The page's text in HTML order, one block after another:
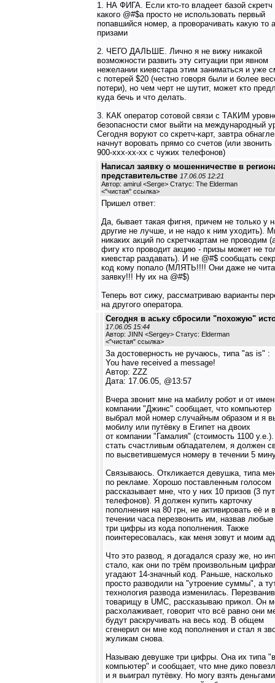
1. НА ФИГА. Если кто-то владеет базой скретч
какого @#$а просто не использовать первый
попавшийся номер, а проворачивать какую то
призами
2. ЧЕГО ДАЛЬШЕ. Лично я не вижу никакой
возможности развить эту ситуации при явном
нежелании киевстара этим заниматься и уже
с потерей $20 (честно говоря были и более
потери), но чем черт не шутит, может кто
куда бечь и что делать.
3. КАК оператор сотовой связи с ТАКИМ
безопасности смог выйти на международный
Сегодня воруют со скретч-карт, завтра
начнут воровать прямо со счетов (или звонить
900-xxx-xx-xx с чужих телефонов)
Написал заявку о мошенничестве в
представительстве 17.06.05 12:21
Автор: amirul <Serge> Статус: The Elderman
<"чистая" ссылка>
Пришел ответ:
Да, бывает такая фигня, причем не только у
другие не лучше, и не надо к ним уходить).
никаких акций по скретчкартам не проводим
фигу кто проводит акцию - призы может не
киевстар раздавать). И не @#$ сообщать
код кому попало (МЛЯТЬ!!!! Они даже не
заявку!!! Ну их на @#$)
Теперь вот сижу, рассматриваю варианты
на другого оператора.
Сегодня в аську сбросили "похожую"
17.06.05 15:44
Автор: JINN <Sergey> Статус: Elderman
<"чистая" ссылка>
За достоверность не ручаюсь, типа "as is" :
You have received a message!
Автор: ZZZ
Дата: 17.06.05, @13:57
Вчера звонит мне на мабилу робот и от
компании "Джинс" сообщает, что компьютер
выбрал мой номер случайным образом и я
мобилу или путёвку в Египет на двоих
от компании "Гамалия" (стоимость 1100
стать счастливым обладателем, я должен
по высветившемуся номеру в течении 5
Связываюсь. Откликается девушка, типа
по рекламе. Хорошо поставленным голосом
рассказывает мне, что у них 10 призов (3
телефонов). Я должен купить карточку
пополнения на 80 грн, не активировать её и в
течении часа перезвонить им, назвав любые
три цифры из кода пополнения. Также
поинтересовалась, как меня зовут и моим
Что это развод, я догадался сразу же, но
стало, как они по трём произвольным
угадают 14-значный код. Раньше,
просто разводили на "утроение суммы", а
технология развода изменилась.
товарищу в UMC, рассказываю прикол. Он
расхолаживает, говорит что всё равно они
будут раскручивать на весь код. В общем
сгенерил он мне код пополнения и стал я
жуликам снова.
Называю девушке три цифры. Она их типа
компьютер" и сообщает, что мне дико
и я выиграл путёвку. Но могу взять